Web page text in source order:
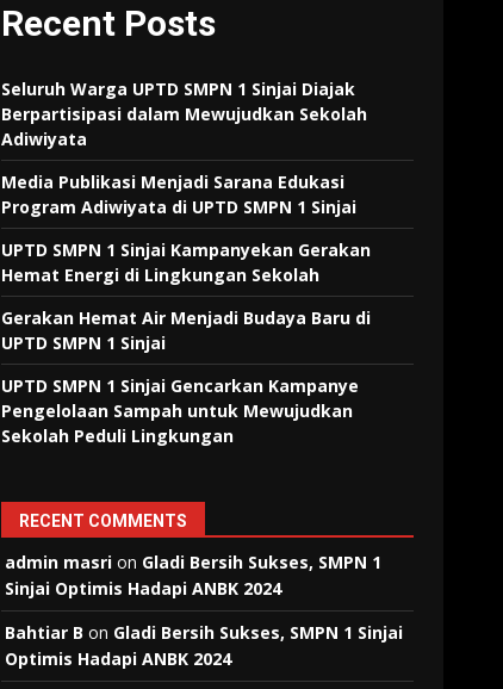
Recent Posts
Seluruh Warga UPTD SMPN 1 Sinjai Diajak
Berpartisipasi dalam Mewujudkan Sekolah
Adiwiyata
Media Publikasi Menjadi Sarana Edukasi
Program Adiwiyata di UPTD SMPN 1 Sinjai
UPTD SMPN 1 Sinjai Kampanyekan Gerakan
Hemat Energi di Lingkungan Sekolah
Gerakan Hemat Air Menjadi Budaya Baru di
UPTD SMPN 1 Sinjai
UPTD SMPN 1 Sinjai Gencarkan Kampanye
Pengelolaan Sampah untuk Mewujudkan
Sekolah Peduli Lingkungan
RECENT COMMENTS
admin masri on Gladi Bersih Sukses, SMPN 1
Sinjai Optimis Hadapi ANBK 2024
Bahtiar B on Gladi Bersih Sukses, SMPN 1 Sinjai
Optimis Hadapi ANBK 2024